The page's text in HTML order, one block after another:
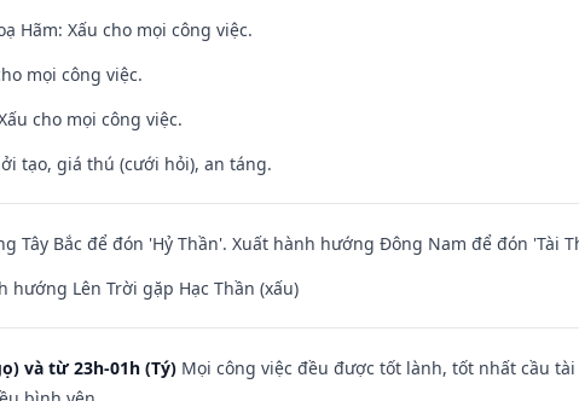
Hãm: Xấu cho mọi công việc.
mọi công việc.
cho mọi công việc.
tạo, giá thú (cưới hỏi), an táng.
Tây Bắc để đón 'Hỷ Thần'. Xuất hành hướng Đông Nam để đón 'Tài
hướng Lên Trời gặp Hạc Thần (xấu)
và từ 23h-01h (Tý) Mọi công việc đều được tốt lành, tốt nhất cầu